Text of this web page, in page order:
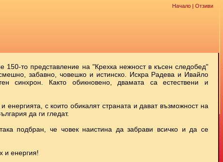
Начало | Отзиви
150-то представление на "Крехка нежност в късен следобед"
забавно, човешко и истинско. Искра Радева и Ивайло
синхрон. Както обикновено, двамата са естествени и
енергията, с които обикалят страната и дават възможност на
да ги гледат.
подбран, че човек наистина да забрави всичко и да се
и енергия!